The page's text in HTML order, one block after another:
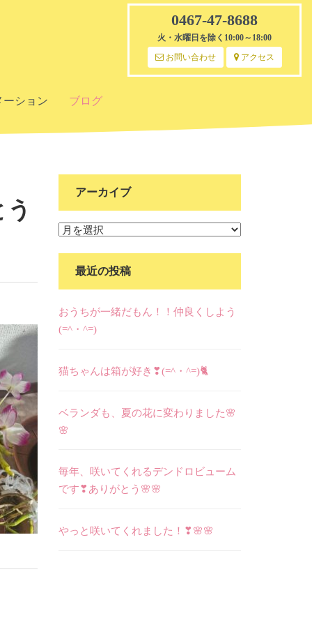
ーション ブログ
0467-47-8688
火・水曜日を除く10:00～18:00
お問い合わせ アクセス
アーカイブ
ア
最近の投稿
おうちが一緒だもん！！仲良くしよう
(=^・^=)
猫ちゃんは箱が好き❣(=^・^=)🐈
ベランダも、夏の花に変わりました🌸
🌸
毎年、咲いてくれるデンドロビューム
です❣ありがとう🌸🌸
やっと咲いてくれました！❣🌸🌸